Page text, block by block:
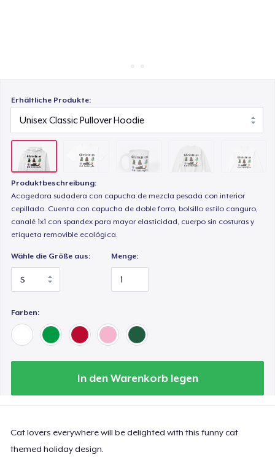
Erhältliche Produkte:
Produktbeschreibung:
Acogedora sudadera con capucha de mezcla pesada con interior
cepillado. Cuenta con capucha de doble forro, bolsillo estilo canguro,
canalé 1x1 con spandex para mayor elasticidad, cuerpo sin costuras y
etiqueta removible ecológica.
Wähle die Größe aus: Menge:
Farben:
In den Warenkorb legen
Cat lovers everywhere will be delighted with this funny cat
themed holiday design.
Classic Long Sleeve Tee